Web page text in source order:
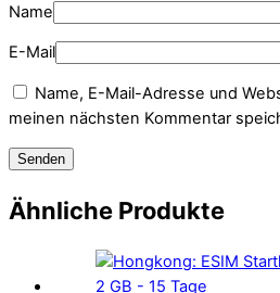
Name
E-Mail
Name, E-Mail-Adresse und
meinen nächsten Kommentar
Ähnliche Produkte